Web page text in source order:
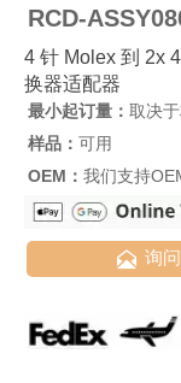
RCD-
4 针 Molex 到 2x
换器适配器
最小起订量： 取决
样品： 可用
OEM： 我们支持
 询问